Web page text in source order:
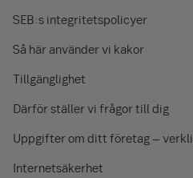
SEB:s integritetspolicyer
Så här använder vi kakor
Tillgänglighet
Därför ställer vi frågor till dig
Uppgifter om ditt företag –
Internetsäkerhet